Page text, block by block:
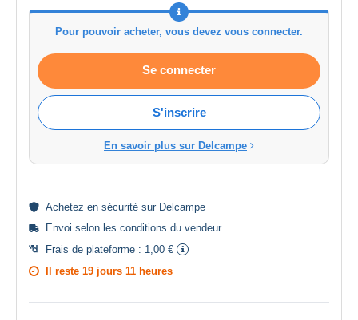
Pour pouvoir acheter, vous devez vous connecter.
Se connecter
S'inscrire
En savoir plus sur Delcampe
Achetez en sécurité sur Delcampe
Envoi selon les conditions du vendeur
Frais de plateforme : 1,00 €
Il reste 19 jours 11 heures